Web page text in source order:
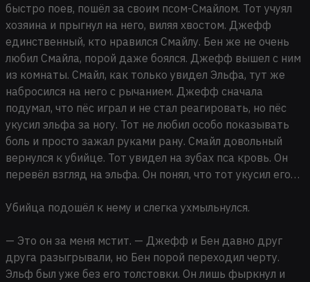
быстро поев, пошёл за своим псом-Смайлом. Тот учуял
хозяина и прыгнул на него, виляя хвостом. Джефф
единственный, кто нравился Смайлу. Бен же не очень
любил Смайла, порой даже боялся. Джефф вышел с ним
из комнаты. Смайл, как только увидел Эльфа, тут же
набросился на него с рычанием. Джефф сначала
подумал, что пёс играл и не стал реагировать, но пёс
укусил эльфа за ногу. Тот не любил особо показывать
боль и просто зажал руками рану. Смайл довольный
вернулся к убийце. Тот увидел на зубах пса кровь. Он
перевёл взгляд на эльфа. Он понял, что тот укусил его…
Убийца подошёл к нему и слегка ухмыльнулся.
— Это он за меня мстит. — Джефф и Бен давно друг
друга разыгрывали, но Бен порой переходил черту.
Эльф был уже без его толстовки. Он лишь фыркнул и